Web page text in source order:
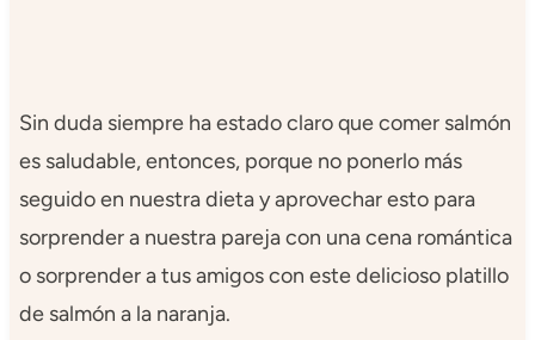
Sin duda siempre ha estado claro que comer salmón
es saludable, entonces, porque no ponerlo más
seguido en nuestra dieta y aprovechar esto para
sorprender a nuestra pareja con una cena romántica
o sorprender a tus amigos con este delicioso platillo
de salmón a la naranja.